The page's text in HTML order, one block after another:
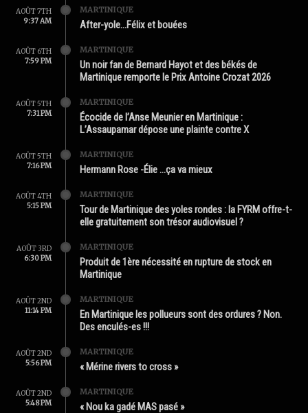
AOÛT 7TH
9:37 AM
MARTINIQUE
After-yole…Félix et bouées
AOÛT 6TH
7:59 PM
MARTINIQUE
Un noir fan de Bernard Hayot et des békés de
Martinique remporte le Prix Antoine Crozat 2026
AOÛT 5TH
7:31 PM
MARTINIQUE
Écocide de l’Anse Meunier en Martinique :
L’Assaupamar dépose une plainte contre X
AOÛT 5TH
7:16 PM
MARTINIQUE
Hermann Rose -Élie …ça va mieux
AOÛT 4TH
5:15 PM
MARTINIQUE
Tour de Martinique des yoles rondes : la FYRM offre-t-
elle gratuitement son trésor audiovisuel ?
AOÛT 3RD
6:30 PM
MARTINIQUE
Produit de 1ère nécessité en rupture de stock en
Martinique
AOÛT 2ND
11:14 PM
MARTINIQUE
En Martinique les pollueurs sont des ordures ? Non.
Des enculés-es !!!
AOÛT 2ND
5:56 PM
MARTINIQUE
« Mérine rivers to cross »
AOÛT 2ND
5:48 PM
MARTINIQUE
« Nou ka gadé MAS pasé »